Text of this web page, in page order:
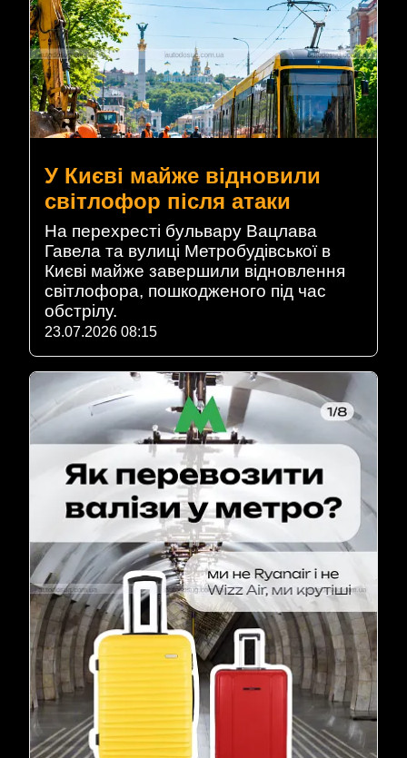
У Києві майже відновили
світлофор після атаки
На перехресті бульвару Вацлава
Гавела та вулиці Метробудівської в
Києві майже завершили відновлення
світлофора, пошкодженого під час
обстрілу.
23.07.2026 08:15